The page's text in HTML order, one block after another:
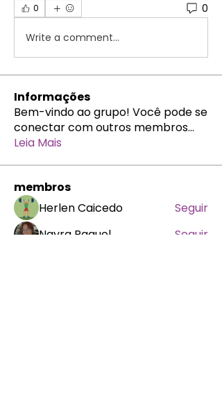
0 0
Write a comment...
Informações
Bem-vindo ao grupo! Você pode se
conectar com outros membros...
Leia Mais
membros
Herlen Caicedo
Seguir
Nayra Raquel
Seguir